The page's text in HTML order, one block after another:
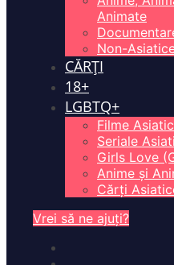
Animate
Non-
CĂRȚI
18+
LGBTQ+
Filme
Seriale
Girls Love
Anime și
Cărți
Vrei să ne ajuți?